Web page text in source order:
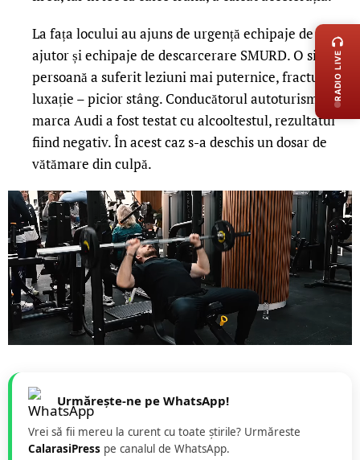
La fața locului au ajuns de urgență echipaje de prim
ajutor și echipaje de descarcerare SMURD. O singură
persoană a suferit leziuni mai puternice, fractură –
luxație – picior stâng. Conducătorul autoturismului
marca Audi a fost testat cu alcooltestul, rezultatul
fiind negativ. În acest caz s-a deschis un dosar de
vătămare din culpă.
Urmărește-ne pe WhatsApp!
Vrei să fii mereu la curent cu toate știrile? Urmăreste
CalarasiPress pe canalul de WhatsApp.
RADIO LIVE